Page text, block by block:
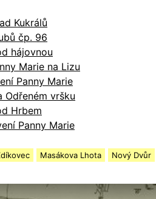
Kukrálů
čp. 96
hájovnou
Marie na Lizu
Panny Marie
Odřeném vršku
Hrbem
Panny Marie
Masákova Lhota Nový Dvůr